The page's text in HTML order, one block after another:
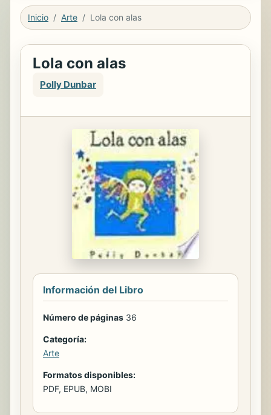
Inicio Arte Lola con alas
Lola con alas
Polly Dunbar
Información del Libro
Número de páginas 36
Categoría:
Arte
Formatos disponibles:
PDF, EPUB, MOBI